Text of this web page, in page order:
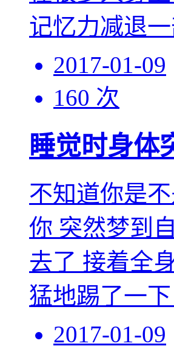
记忆力减退
2017-01-09
160 次
睡觉时身体
不知道你是
你 突然梦到
去了 接着全
猛地踢了一下
2017-01-09